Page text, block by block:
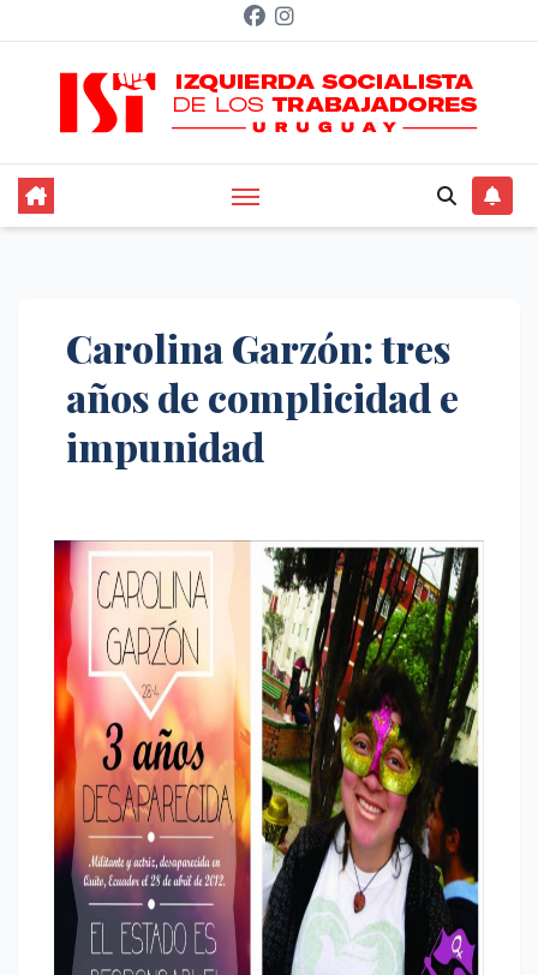
contenido
Carolina Garzón: tres
años de complicidad e
impunidad